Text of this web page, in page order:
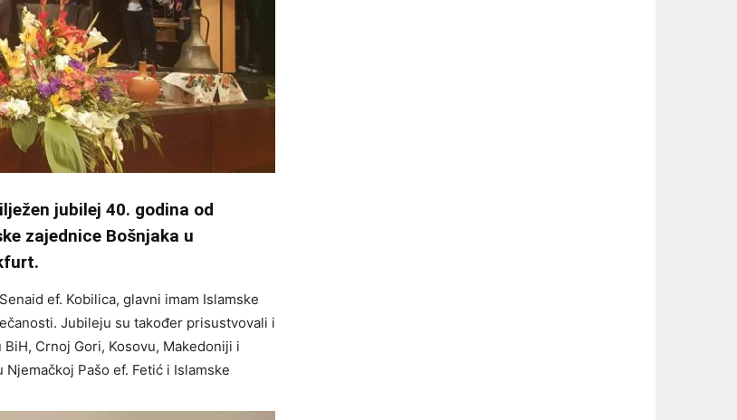
jubilej 40. godina od
zajednice Bošnjaka u
ef. Kobilica, glavni imam Islamske
Jubileju su također prisustvovali i
Crnoj Gori, Kosovu, Makedoniji i
Pašo ef. Fetić i Islamske